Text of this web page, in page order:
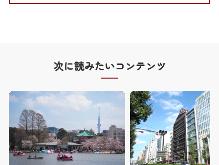
次に読みたいコンテンツ